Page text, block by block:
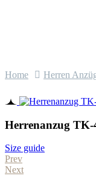
Home Herren
Herrenanzug TK-
Size guide
Prev
Next